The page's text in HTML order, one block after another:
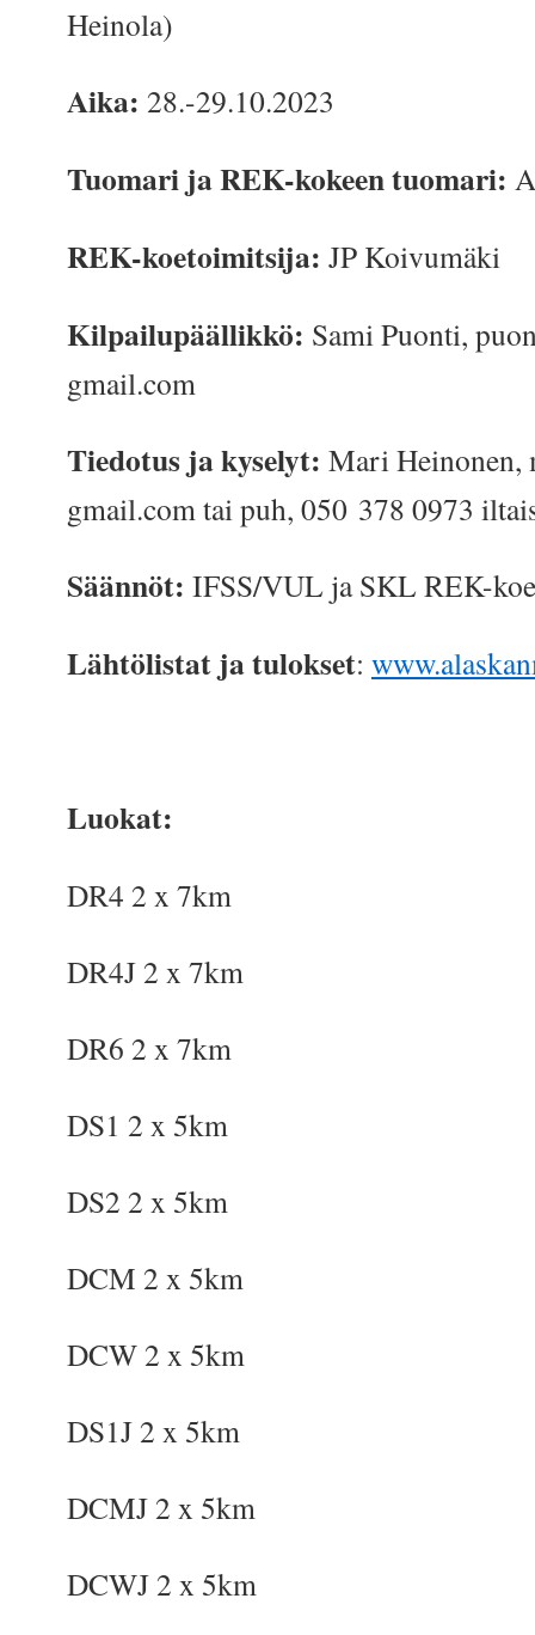
Heinola)
Aika: 28.-29.10.2023
Tuomari ja REK-kokeen tuomari:
REK-koetoimitsija: JP Koivumäki
Kilpailupäällikkö: Sami Puonti,
gmail.com
Tiedotus ja kyselyt: Mari Heinonen,
gmail.com tai puh, 050 378 0973
Säännöt: IFSS/VUL ja SKL REK-
Lähtölistat ja tulokset:
Luokat:
DR4 2 x 7km
DR4J 2 x 7km
DR6 2 x 7km
DS1 2 x 5km
DS2 2 x 5km
DCM 2 x 5km
DCW 2 x 5km
DS1J 2 x 5km
DCMJ 2 x 5km
DCWJ 2 x 5km